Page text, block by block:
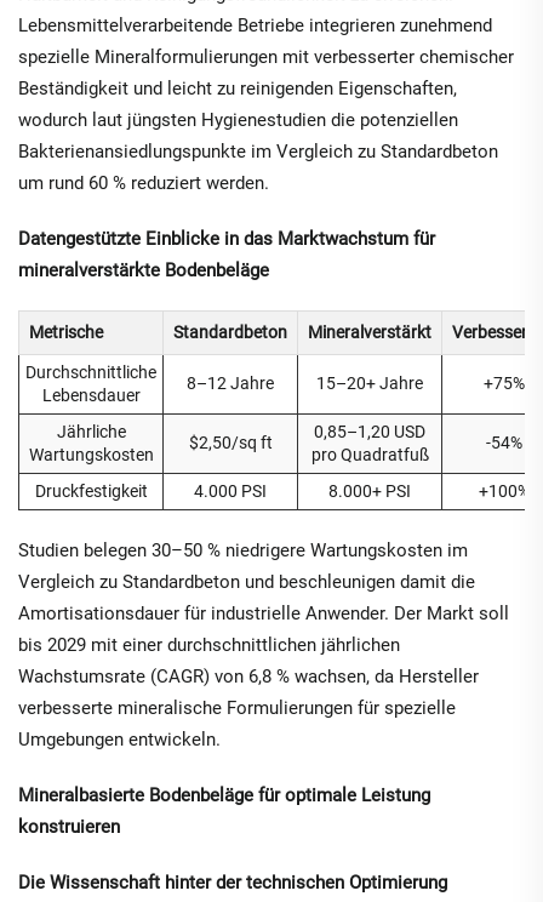
Lebensmittelverarbeitende Betriebe integrieren zunehmend
spezielle Mineralformulierungen mit verbesserter chemischer
Beständigkeit und leicht zu reinigenden Eigenschaften,
wodurch laut jüngsten Hygienestudien die potenziellen
Bakterienansiedlungspunkte im Vergleich zu Standardbeton
um rund 60 % reduziert werden.
Datengestützte Einblicke in das Marktwachstum für
mineralverstärkte Bodenbeläge
Metrische Standardbeton Mineralverstärkt
Durchschnittliche
Lebensdauer
8–12 Jahre 15–20+ Jahre +75%
Jährliche
Wartungskosten
$2,50/sq ft
0,85–1,20 USD
pro Quadratfuß
-54%
Druckfestigkeit 4.000 PSI 8.000+ PSI +100%
Studien belegen 30–50 % niedrigere Wartungskosten im
Vergleich zu Standardbeton und beschleunigen damit die
Amortisationsdauer für industrielle Anwender. Der Markt soll
bis 2029 mit einer durchschnittlichen jährlichen
Wachstumsrate (CAGR) von 6,8 % wachsen, da Hersteller
verbesserte mineralische Formulierungen für spezielle
Umgebungen entwickeln.
Mineralbasierte Bodenbeläge für optimale Leistung
konstruieren
Die Wissenschaft hinter der technischen Optimierung